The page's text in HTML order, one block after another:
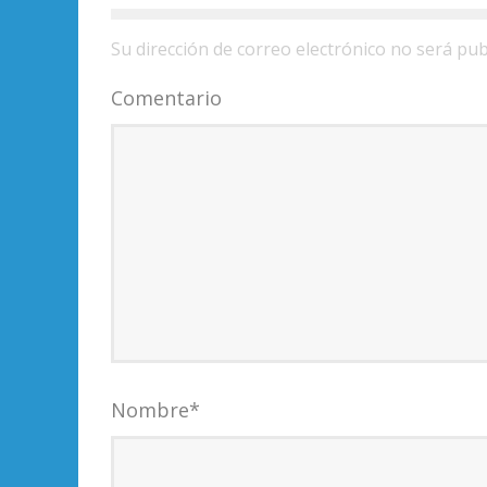
Su dirección de correo electrónico no será
Comentario
Nombre*